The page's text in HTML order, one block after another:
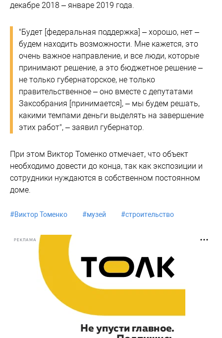
декабре 2018 – январе 2019 года.
"Будет [федеральная поддержка] – хорошо, нет –
будем находить возможности. Мне кажется, это
очень важное направление, и все люди, которые
принимают решение, а это бюджетное решение –
не только губернаторское, не только
правительственное – оно вместе с депутатами
Заксобрания [принимается], – мы будем решать,
какими темпами деньги выделять на завершение
этих работ", – заявил губернатор.
При этом Виктор Томенко отмечает, что объект
необходимо довести до конца, так как экспозиции и
сотрудники нуждаются в собственном постоянном
доме.
#Виктор Томенко #музей #строительство
РЕКЛАМА